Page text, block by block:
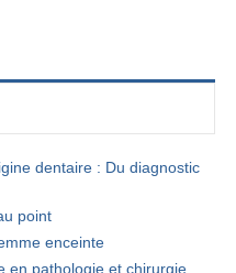
dentaire : Du diagnostic
point
enceinte
en pathologie et chirurgie